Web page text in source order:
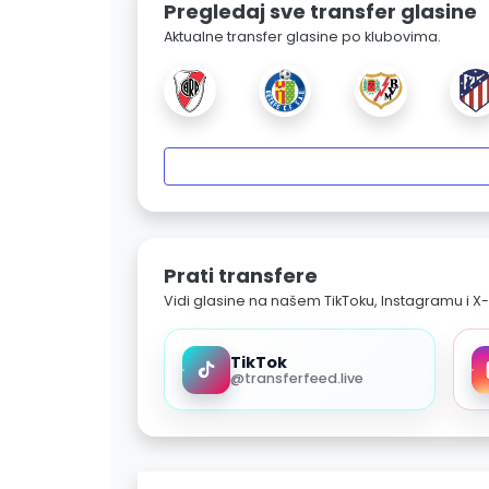
Pregledaj sve transfer glasine
Aktualne transfer glasine po klubovima.
Prati transfere
Vidi glasine na našem TikToku, Instagramu i
TikTok
@transferfeed.live